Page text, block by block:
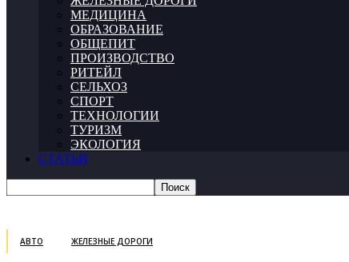
МЕДИЦИНА
ОБРАЗОВАНИЕ
ОБЩЕПИТ
ПРОИЗВОДСТВО
РИТЕЙЛ
СЕЛЬХОЗ
СПОРТ
ТЕХНОЛОГИИ
ТУРИЗМ
ЭКОЛОГИЯ
СТАТЬИ
АВТО ЖЕЛЕЗНЫЕ ДОРОГИ